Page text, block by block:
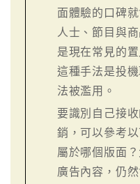
面體驗的口碑
人士、節目與
是現在常見的
這種手法是投
法被濫用。
要識別自己接
銷，可以參考
屬於哪個版面
廣告內容，仍